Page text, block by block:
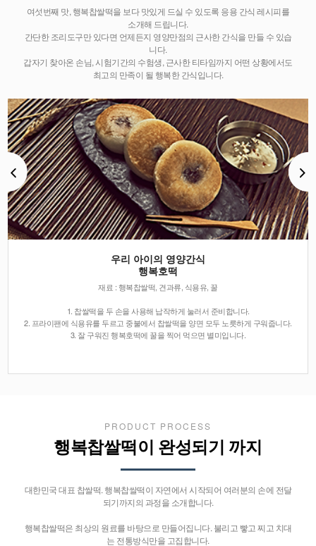
여섯번째 맛, 행복찹쌀떡을 보다 맛있게 드실 수 있도록 응용 간식 레시피를
소개해 드립니다.
간단한 조리도구만 있다면 언제든지 영양만점의 근사한 간식을 만들 수 있습
니다.
갑자기 찾아온 손님, 시험기간의 수험생, 근사한 티타임까지 어떤 상황에서도
최고의 만족이 될 행복한 간식입니다.
우리 아이의 영양간식
행복호떡
재료 : 행복찹쌀떡, 견과류, 식용유, 꿀
1. 찹쌀떡을 두 손을 사용해 납작하게 눌러서 준비합니다.
2. 프라이팬에 식용유를 두르고 중불에서 찹쌀떡을 양면 모두 노릇하게 구워줍니다.
3. 잘 구워진 행복호떡에 꿀을 찍어 먹으면 별미입니다.
PRODUCT PROCESS
행복찹쌀떡이 완성되기 까지
대한민국 대표 찹쌀떡. 행복찹쌀떡이 자연에서 시작되어 여러분의 손에 전달
되기까지의 과정을 소개합니다.
행복찹쌀떡은 최상의 원료를 바탕으로 만들어집니다. 불리고 빻고 찌고 치대
는 전통방식만을 고집합니다.